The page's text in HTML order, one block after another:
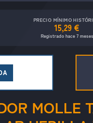
PRECIO MÍNIMO
15,29 €
Registrado hace 7 meses
MOLLE